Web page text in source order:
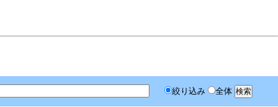
絞り込み 全体